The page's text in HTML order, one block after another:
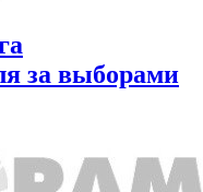
за выборами